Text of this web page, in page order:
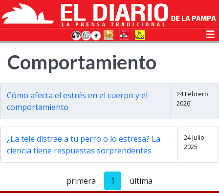
Comportamiento
Cómo afecta el estrés en el cuerpo y el
comportamiento
24 Febrero
2026
¿La tele distrae a tu perro o lo estresa? La
ciencia tiene respuestas sorprendentes
24 Julio
2025
primera 1 última